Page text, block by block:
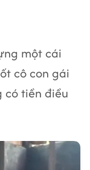
một cái
cô con gái
có tiền điều